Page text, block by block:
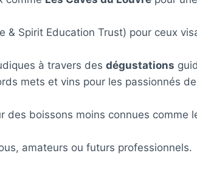
& Spirit Education Trust) pour ceux
à travers des dégustations
mets et vins pour les passionnés de
des boissons moins connues comme
amateurs ou futurs professionnels.